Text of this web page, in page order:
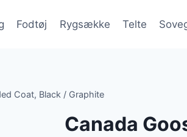
Fodtøj Rygsække Telte
Coat, Black / Graphite
Canada